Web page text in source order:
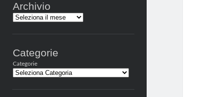
Archivio
Archivi
Categorie
Categorie